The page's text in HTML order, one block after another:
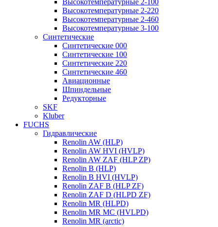
Высокотемпературные 2-100
Высокотемпературные 2-220
Высокотемпературные 2-460
Высокотемпературные 3-100
Синтетические
Синтетические 000
Синтетические 100
Синтетические 220
Синтетические 460
Авиационные
Шпиндельные
Редукторные
SKF
Kluber
FUCHS
Гидравлические
Renolin AW (HLP)
Renolin AW HVI (HVLP)
Renolin AW ZAF (HLP ZP)
Renolin B (HLP)
Renolin B HVI (HVLP)
Renolin ZAF B (HLP ZF)
Renolin ZAF D (HLPD ZF)
Renolin MR (HLPD)
Renolin MR MC (HVLPD)
Renolin MR (arctic)